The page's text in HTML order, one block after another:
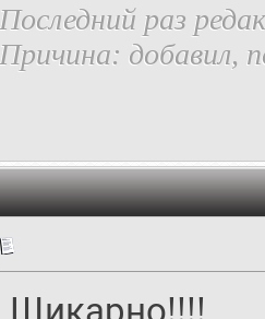
Последний раз
Причина: добавил,